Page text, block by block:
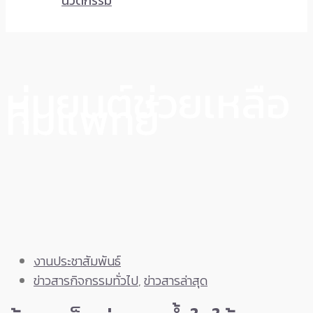
งานประชาสัมพันธ์
ข่าวสารกิจกรรมทั่วไป,ข่าวสารล่าสุด